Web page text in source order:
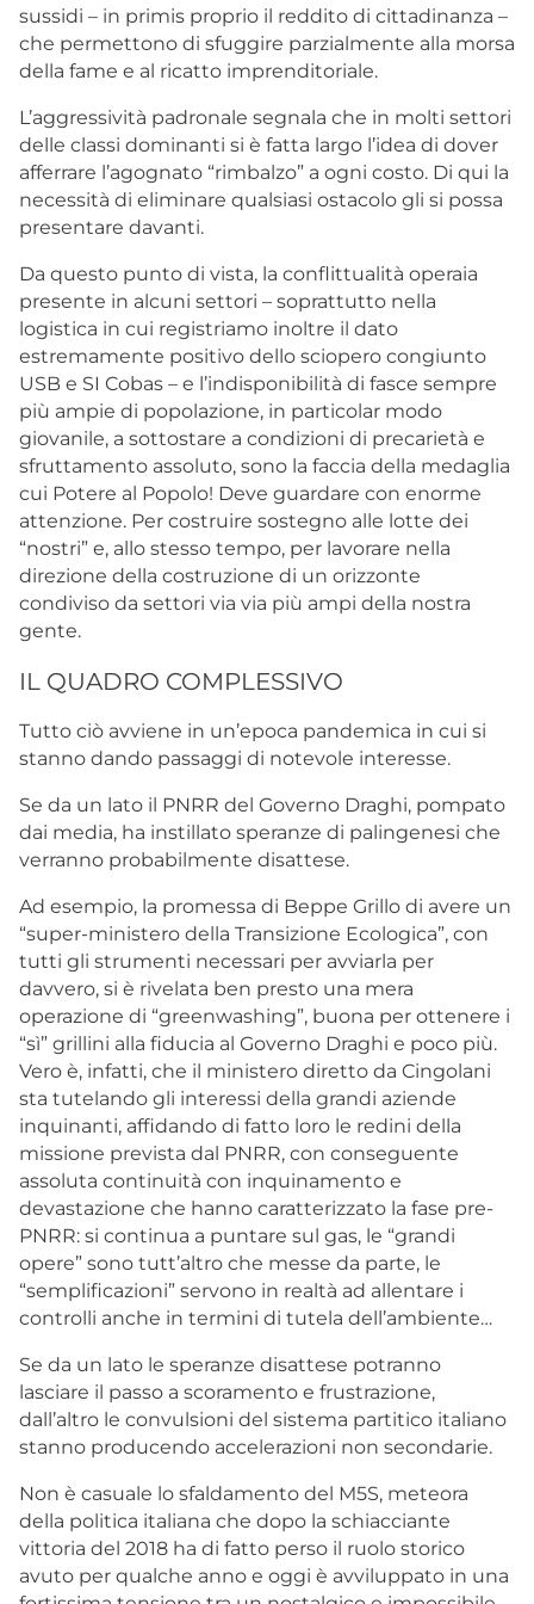
sussidi – in primis proprio il reddito di cittadinanza –
che permettono di sfuggire parzialmente alla morsa
della fame e al ricatto imprenditoriale.
L’aggressività padronale segnala che in molti settori
delle classi dominanti si è fatta largo l’idea di dover
afferrare l’agognato “rimbalzo” a ogni costo. Di qui la
necessità di eliminare qualsiasi ostacolo gli si possa
presentare davanti.
Da questo punto di vista, la conflittualità operaia
presente in alcuni settori – soprattutto nella
logistica in cui registriamo inoltre il dato
estremamente positivo dello sciopero congiunto
USB e SI Cobas – e l’indisponibilità di fasce sempre
più ampie di popolazione, in particolar modo
giovanile, a sottostare a condizioni di precarietà e
sfruttamento assoluto, sono la faccia della medaglia
cui Potere al Popolo! Deve guardare con enorme
attenzione. Per costruire sostegno alle lotte dei
“nostri” e, allo stesso tempo, per lavorare nella
direzione della costruzione di un orizzonte
condiviso da settori via via più ampi della nostra
gente.
IL QUADRO COMPLESSIVO
Tutto ciò avviene in un’epoca pandemica in cui si
stanno dando passaggi di notevole interesse.
Se da un lato il PNRR del Governo Draghi, pompato
dai media, ha instillato speranze di palingenesi che
verranno probabilmente disattese.
Ad esempio, la promessa di Beppe Grillo di avere un
“super-ministero della Transizione Ecologica”, con
tutti gli strumenti necessari per avviarla per
davvero, si è rivelata ben presto una mera
operazione di “greenwashing”, buona per ottenere i
“sì” grillini alla fiducia al Governo Draghi e poco più.
Vero è, infatti, che il ministero diretto da Cingolani
sta tutelando gli interessi della grandi aziende
inquinanti, affidando di fatto loro le redini della
missione prevista dal PNRR, con conseguente
assoluta continuità con inquinamento e
devastazione che hanno caratterizzato la fase pre-
PNRR: si continua a puntare sul gas, le “grandi
opere” sono tutt’altro che messe da parte, le
“semplificazioni” servono in realtà ad allentare i
controlli anche in termini di tutela dell’ambiente…
Se da un lato le speranze disattese potranno
lasciare il passo a scoramento e frustrazione,
dall’altro le convulsioni del sistema partitico italiano
stanno producendo accelerazioni non secondarie.
Non è casuale lo sfaldamento del M5S, meteora
della politica italiana che dopo la schiacciante
vittoria del 2018 ha di fatto perso il ruolo storico
avuto per qualche anno e oggi è avviluppato in una